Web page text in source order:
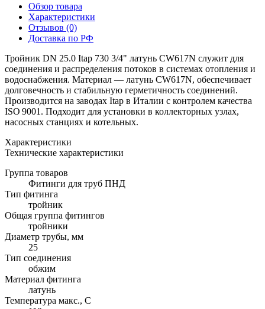
Обзор товара
Характеристики
Отзывов (0)
Доставка по РФ
Тройник DN 25.0 Itap 730 3/4" латунь CW617N служит для
соединения и распределения потоков в системах отопления и
водоснабжения. Материал — латунь CW617N, обеспечивает
долговечность и стабильную герметичность соединений.
Производится на заводах Itap в Италии с контролем качества
ISO 9001. Подходит для установки в коллекторных узлах,
насосных станциях и котельных.
Характеристики
Технические характеристики
Группа товаров
Фитинги для труб ПНД
Тип фитинга
тройник
Общая группа фитингов
тройники
Диаметр трубы, мм
25
Тип соединения
обжим
Материал фитинга
латунь
Температура макс., С